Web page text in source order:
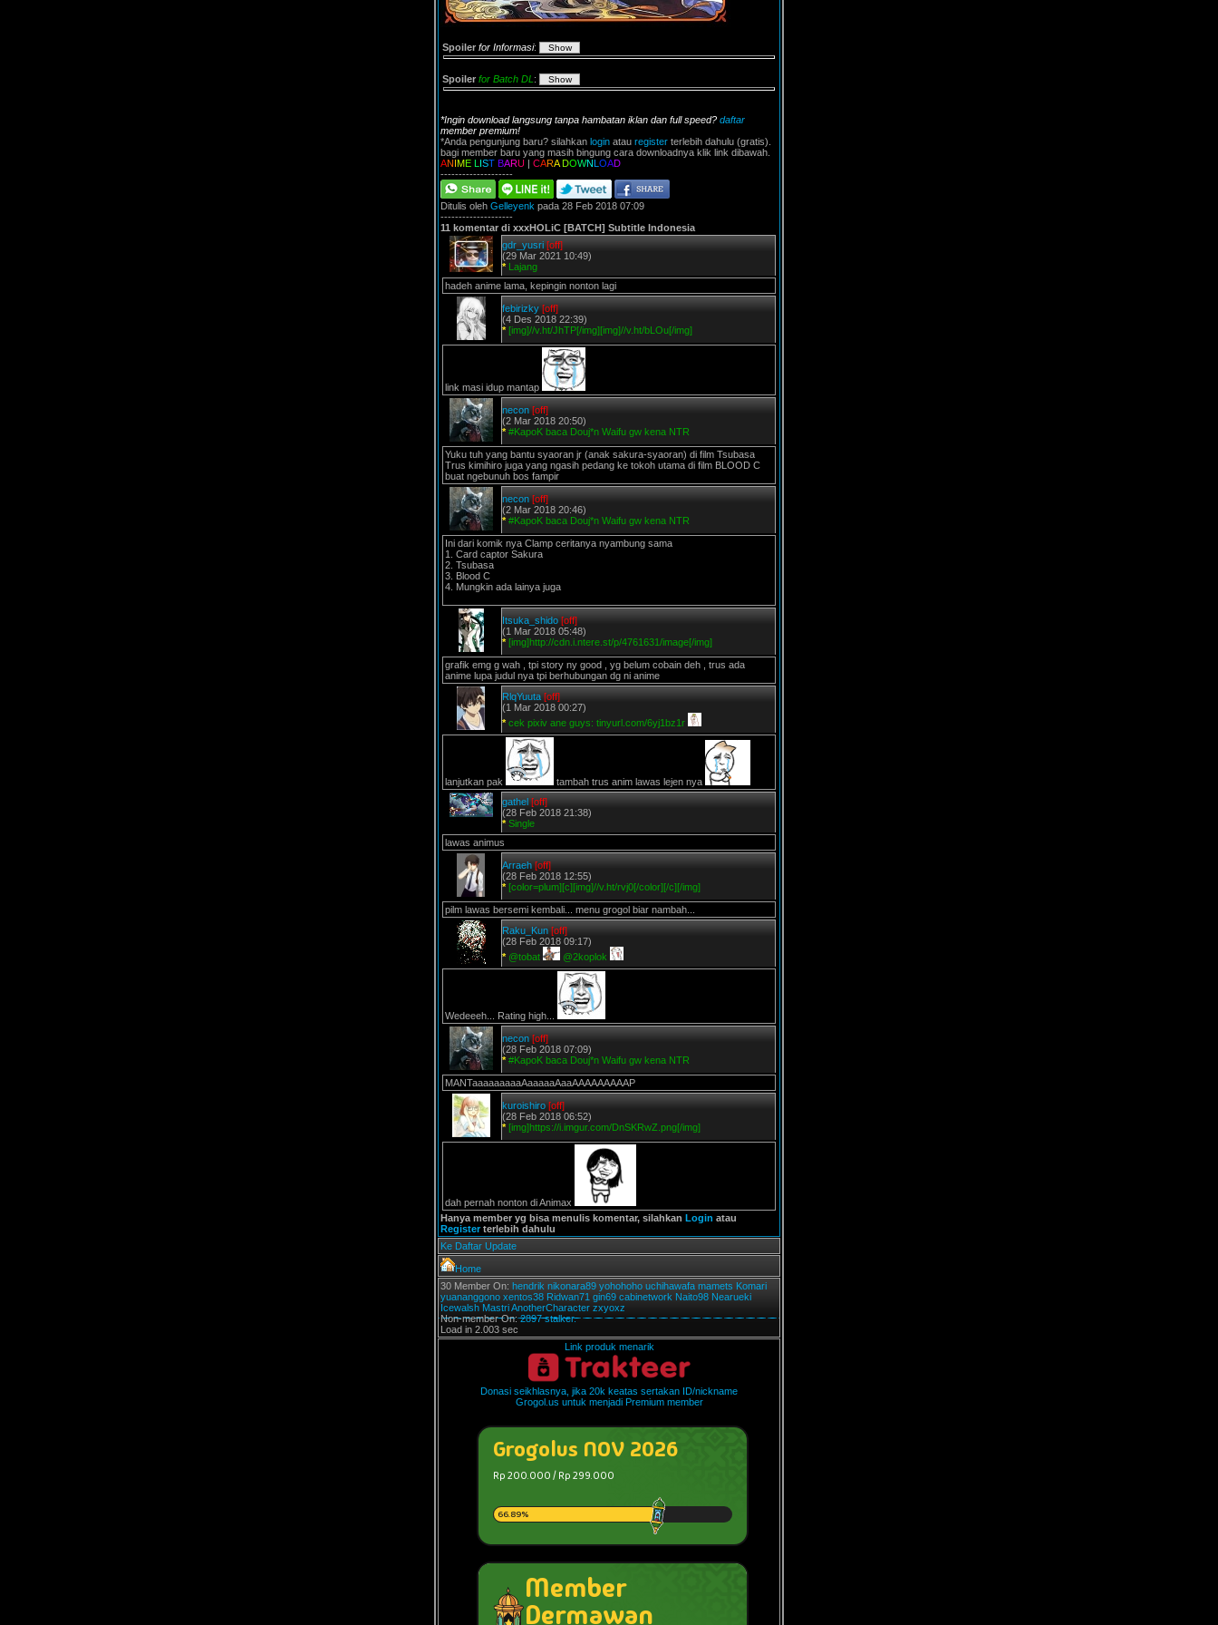
Spoiler for Informasi:
Spoiler for Batch DL :
*Ingin download langsung tanpa hambatan iklan dan full speed? daftar
member premium!
*Anda pengunjung baru? silahkan login atau register terlebih dahulu (gratis).
bagi member baru yang masih bingung cara downloadnya klik link dibawah.
ANIME L IST BARU | CARADOWNL OAD
--------------------
Ditulis oleh Gelleyenk pada 28 Feb 2018 07:09
--------------------
11 komentar di xxxHOLiC [BATCH] Subtitle Indonesia
gdr_yusri [off]
(29 Mar 2021 10:49)
* Lajang
hadeh anime lama, kepingin nonton lagi
febirizky [off]
(4 Des 2018 22:39)
* [img]//v.ht/JhTP[/img][img]//v.ht/bLOu[/img]
link masi idup mantap
necon [off]
(2 Mar 2018 20:50)
* #KapoK baca Douj*n Waifu gw kena NTR
Yuku tuh yang bantu syaoran jr (anak sakura-syaoran) di film Tsubasa
Trus kimihiro juga yang ngasih pedang ke tokoh utama di film BLOOD C
buat ngebunuh bos fampir
necon [off]
(2 Mar 2018 20:46)
* #KapoK baca Douj*n Waifu gw kena NTR
Ini dari komik nya Clamp ceritanya nyambung sama
1. Card captor Sakura
2. Tsubasa
3. Blood C
4. Mungkin ada lainya juga
Itsuka_shido [off]
(1 Mar 2018 05:48)
* [img]http://cdn.i.ntere.st/p/4761631/image[/img]
grafik emg g wah , tpi story ny good , yg belum cobain deh , trus ada
anime lupa judul nya tpi berhubungan dg ni anime
RlqYuuta [off]
(1 Mar 2018 00:27)
* cek pixiv ane guys: tinyurl.com/6yj1bz1r
lanjutkan pak
tambah trus anim lawas lejen nya
gathel [off]
(28 Feb 2018 21:38)
* Single
lawas animus
Arraeh [off]
(28 Feb 2018 12:55)
* [color=plum][c][img]//v.ht/rvj0[/color][/c][/img]
pilm lawas bersemi kembali... menu grogol biar nambah...
Raku_Kun [off]
(28 Feb 2018 09:17)
* @tobat @2koplok
Wedeeeh... Rating high...
necon [off]
(28 Feb 2018 07:09)
* #KapoK baca Douj*n Waifu gw kena NTR
MANTaaaaaaaaaAaaaaaAaaAAAAAAAAAP
kuroishiro [off]
(28 Feb 2018 06:52)
* [img]https://i.imgur.com/DnSKRwZ.png[/img]
dah pernah nonton di Animax
Hanya member yg bisa menulis komentar, silahkan Login atau
Registerterlebih dahulu
Ke Daftar Update
Home
30 Member On: hendrik nikonara89 yohohoho uchihawafa mamets Komari
yuananggono xentos38 Ridwan71 gin69 cabinetwork Naito98 Nearueki
Icewalsh MastriAnotherCharacter zxyoxz
Non-member On:2897 stalker.
Load in 2.003 sec
Link produk menarik
Donasi seikhlasnya, jika 20k keatas sertakan ID/nickname
Grogol.us untuk menjadi Premium member